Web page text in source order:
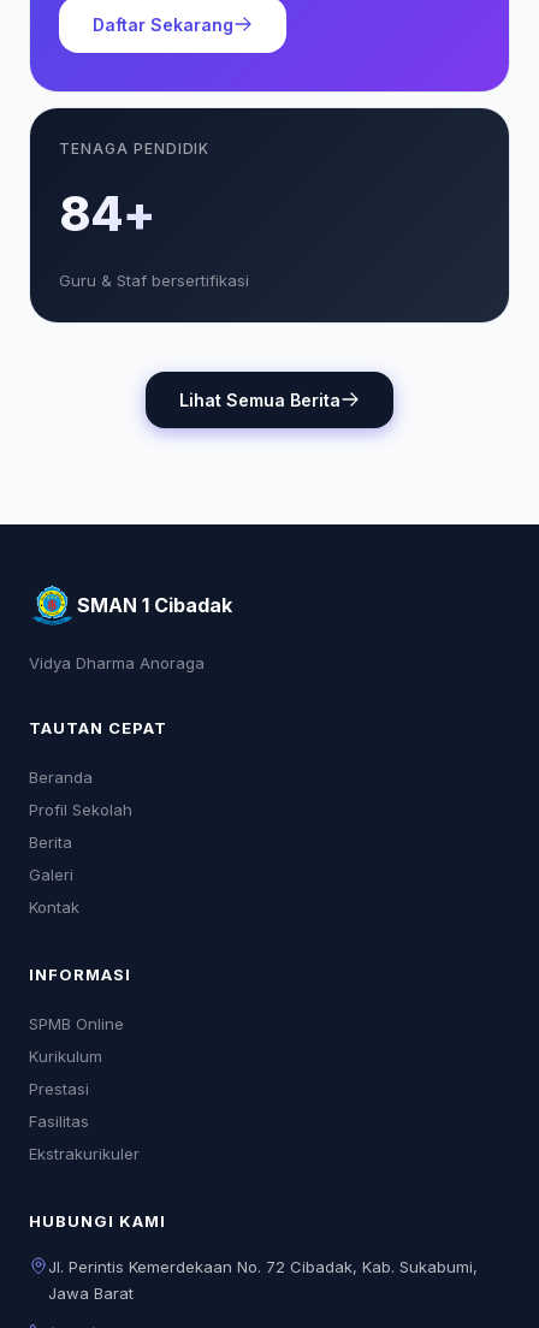
Daftar Sekarang
TENAGA PENDIDIK
85+
Guru & Staf bersertifikasi
Lihat Semua Berita
SMAN 1 Cibadak
Vidya Dharma Anoraga
TAUTAN CEPAT
Beranda
Profil Sekolah
Berita
Galeri
Kontak
INFORMASI
SPMB Online
Kurikulum
Prestasi
Fasilitas
Ekstrakurikuler
HUBUNGI KAMI
Jl. Perintis Kemerdekaan No. 72 Cibadak, Kab. Sukabumi,
Jawa Barat